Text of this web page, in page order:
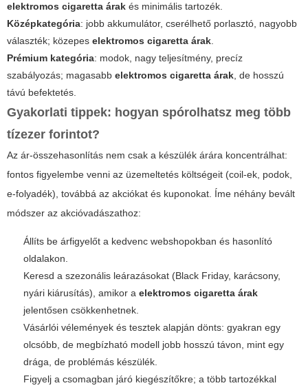
elektromos cigaretta árak és minimális tartozék.
Középkategória: jobb akkumulátor, cserélhető porlasztó, nagyobb
választék; közepes elektromos cigaretta árak.
Prémium kategória: modok, nagy teljesítmény, precíz
szabályozás; magasabb elektromos cigaretta árak, de hosszú
távú befektetés.
Gyakorlati tippek: hogyan spórolhatsz meg több
tízezer forintot?
Az ár-összehasonlítás nem csak a készülék árára koncentrálhat:
fontos figyelembe venni az üzemeltetés költségeit (coil-ek, podok,
e-folyadék), továbbá az akciókat és kuponokat. Íme néhány bevált
módszer az akcióvadászathoz:
Állíts be árfigyelőt a kedvenc webshopokban és hasonlító
oldalakon.
Keresd a szezonális leárazásokat (Black Friday, karácsony,
nyári kiárusítás), amikor a elektromos cigaretta árak
jelentősen csökkenhetnek.
Vásárlói vélemények és tesztek alapján dönts: gyakran egy
olcsóbb, de megbízható modell jobb hosszú távon, mint egy
drága, de problémás készülék.
Figyelj a csomagban járó kiegészítőkre; a több tartozékkal